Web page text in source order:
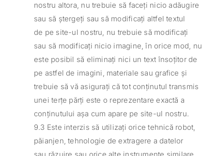
nostru altora, nu trebuie să faceți nicio adăugire
sau să ștergeți sau să modificați altfel textul
de pe site-ul nostru, nu trebuie să modificați
sau să modificați nicio imagine, în orice mod, nu
este posibil să eliminați nici un text însoțitor de
pe astfel de imagini, materiale sau grafice și
trebuie să vă asigurați că tot conținutul transmis
unei terțe părți este o reprezentare exactă a
conținutului așa cum apare pe site-ul nostru.
9.3 Este interzis să utilizați orice tehnică robot,
păianjen, tehnologie de extragere a datelor